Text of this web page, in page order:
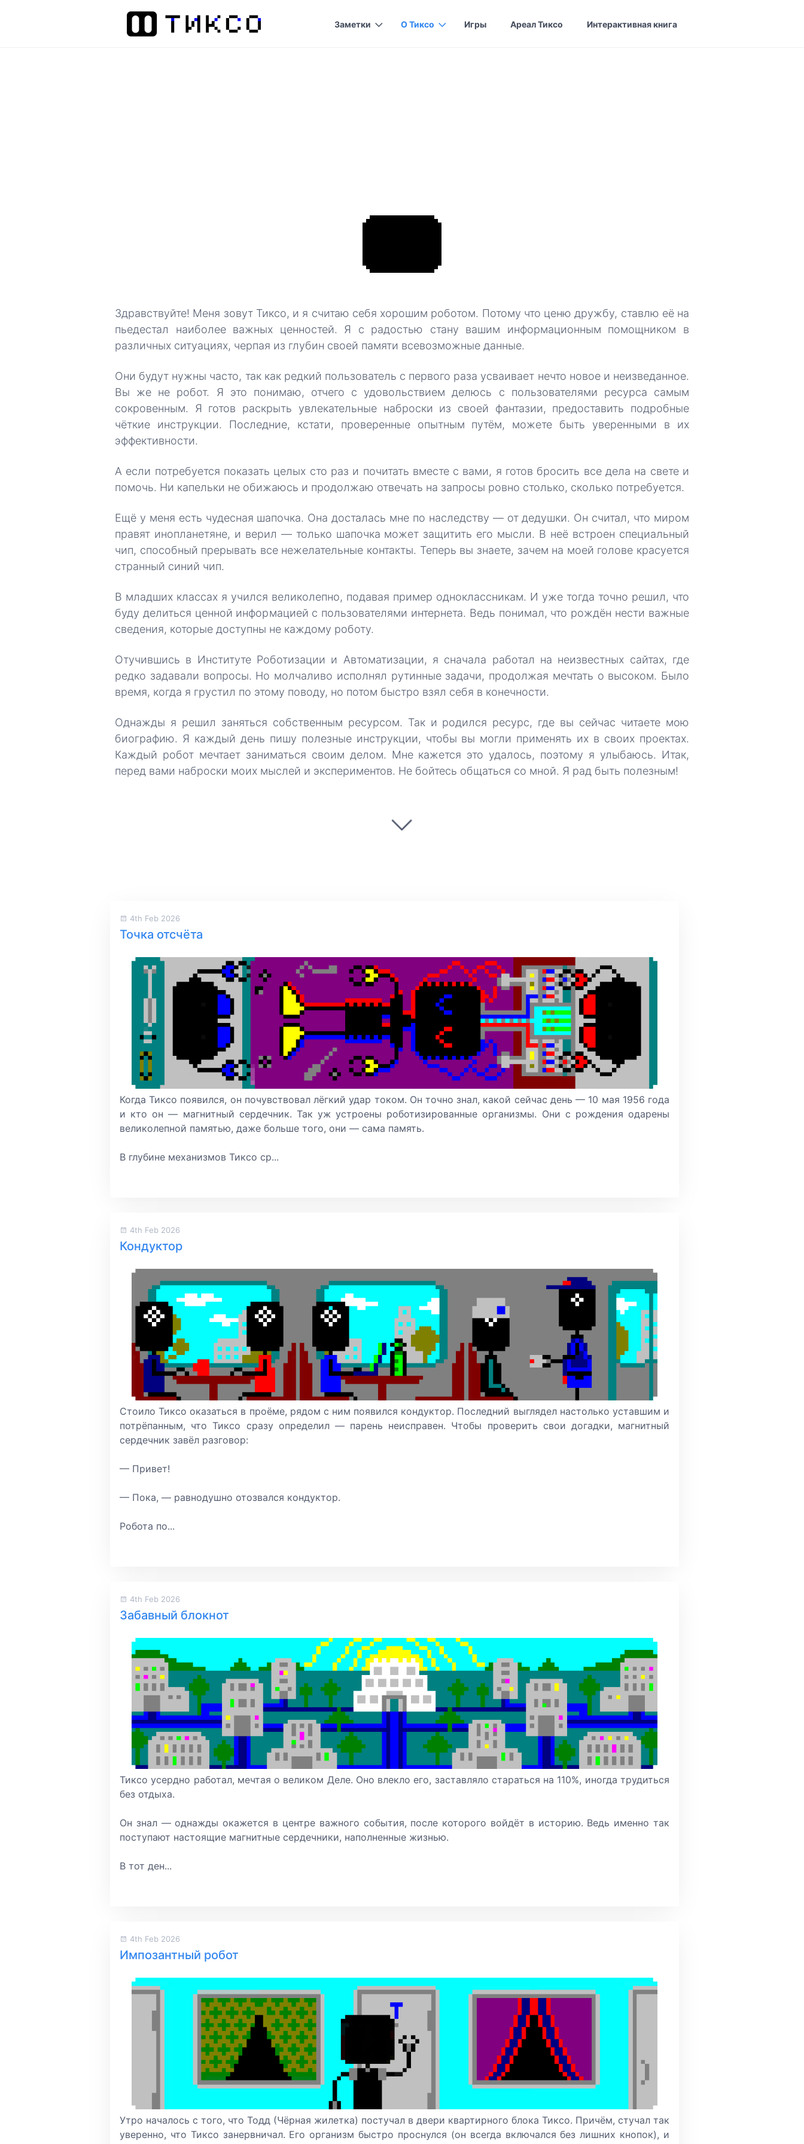
Заметки О Тиксо Игры Ареал Тиксо Интерактивная книга
Здравствуйте! Меня зовут Тиксо, и я считаю себя хорошим роботом. Потому что ценю дружбу, ставлю её на
пьедестал наиболее важных ценностей. Я с радостью стану вашим информационным помощником в
различных ситуациях, черпая из глубин своей памяти всевозможные данные.
Они будут нужны часто, так как редкий пользователь с первого раза усваивает нечто новое и неизведанное.
Вы же не робот. Я это понимаю, отчего с удовольствием делюсь с пользователями ресурса самым
сокровенным. Я готов раскрыть увлекательные наброски из своей фантазии, предоставить подробные
чёткие инструкции. Последние, кстати, проверенные опытным путём, можете быть уверенными в их
эффективности.
А если потребуется показать целых сто раз и почитать вместе с вами, я готов бросить все дела на свете и
помочь. Ни капельки не обижаюсь и продолжаю отвечать на запросы ровно столько, сколько потребуется.
Ещё у меня есть чудесная шапочка. Она досталась мне по наследству — от дедушки. Он считал, что миром
правят инопланетяне, и верил — только шапочка может защитить его мысли. В неё встроен специальный
чип, способный прерывать все нежелательные контакты. Теперь вы знаете, зачем на моей голове красуется
странный синий чип.
В младших классах я учился великолепно, подавая пример одноклассникам. И уже тогда точно решил, что
буду делиться ценной информацией с пользователями интернета. Ведь понимал, что рождён нести важные
сведения, которые доступны не каждому роботу.
Отучившись в Институте Роботизации и Автоматизации, я сначала работал на неизвестных сайтах, где
редко задавали вопросы. Но молчаливо исполнял рутинные задачи, продолжая мечтать о высоком. Было
время, когда я грустил по этому поводу, но потом быстро взял себя в конечности.
Однажды я решил заняться собственным ресурсом. Так и родился ресурс, где вы сейчас читаете мою
биографию. Я каждый день пишу полезные инструкции, чтобы вы могли применять их в своих проектах.
Каждый робот мечтает заниматься своим делом. Мне кажется это удалось, поэтому я улыбаюсь. Итак,
перед вами наброски моих мыслей и экспериментов. Не бойтесь общаться со мной. Я рад быть полезным!
4th Feb 2026
Точка отсчёта
Когда Тиксо появился, он почувствовал лёгкий удар током. Он точно знал, какой сейчас день — 10 мая 1956 года
и кто он — магнитный сердечник. Так уж устроены роботизированные организмы. Они с рождения одарены
великолепной памятью, даже больше того, они — сама память.
В глубине механизмов Тиксо ср...
4th Feb 2026
Кондуктор
Стоило Тиксо оказаться в проёме, рядом с ним появился кондуктор. Последний выглядел настолько уставшим и
потрёпанным, что Тиксо сразу определил — парень неисправен. Чтобы проверить свои догадки, магнитный
сердечник завёл разговор:
— Привет!
— Пока, — равнодушно отозвался кондуктор.
Робота по...
4th Feb 2026
Забавный блокнот
Тиксо усердно работал, мечтая о великом Деле. Оно влекло его, заставляло стараться на 110%, иногда трудиться
без отдыха.
Он знал — однажды окажется в центре важного события, после которого войдёт в историю. Ведь именно так
поступают настоящие магнитные сердечники, наполненные жизнью.
В тот ден...
4th Feb 2026
Импозантный робот
Утро началось с того, что Тодд (Чёрная жилетка) постучал в двери квартирного блока Тиксо. Причём, стучал так
уверенно, что Тиксо занервничал. Его организм быстро проснулся (он всегда включался без лишних кнопок), и